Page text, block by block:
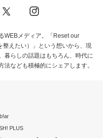
WEBメディア。「Reset our
整えたい）」という想いから、現
暮らしの話題はもちろん、時代に
なども積極的にシェアします。
PLUS